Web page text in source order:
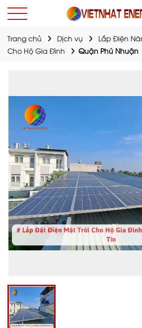
Trang chủ Dịch vụ
Lắp Điện
Cho Hộ Gia Đình
Quận Phú Nhuận